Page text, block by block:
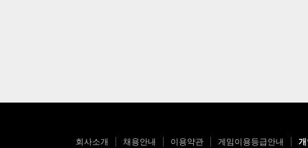
회사소개 채용안내 이용약관 게임이용등급안내